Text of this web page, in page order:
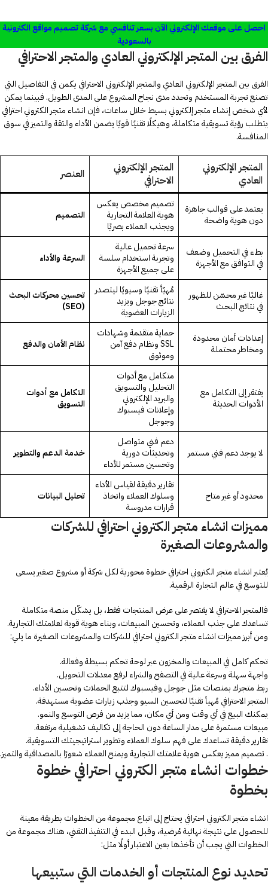
احصل على موقعك الإلكتروني الآن بسعر تنافسي مع شركة تصميم مواقع الكترونية
بالسعودية
الفرق بين المتجر الإلكتروني العادي والمتجر الاحترافي
الفرق بين المتجر الإلكتروني العادي والمتجر الإلكتروني الاحترافي يكمن في التفاصيل التي
تصنع تجربة المستخدم وتحدد مدى نجاح المشروع على المدى الطويل. فبينما يمكن
لأي شخص إنشاء متجر إلكتروني بسيط خلال ساعات، فإن انشاء متجر الكتروني احترافي
يتطلب رؤية تسويقية متكاملة، وهيكلًا تقنيًا قويًا يضمن الأداء والثقة والتميز في سوق
المنافسة.
المتجر الإلكتروني
العادي
المتجر الإلكتروني
الاحترافي
العنصر
يعتمد على قوالب جاهزة
دون هوية واضحة
تصميم مخصص يعكس
هوية العلامة التجارية
ويجذب العملاء بصريًا
التصميم
بطء في التحميل وضعف
في التوافق مع الأجهزة
سرعة تحميل عالية
وتجربة استخدام سلسة
على جميع الأجهزة
السرعة والأداء
غالبًا غير محسّن للظهور
في نتائج البحث
مُهيّأ تقنيًا وسيويًا ليتصدر
نتائج جوجل ويزيد
الزيارات العضوية
تحسين محركات البحث
(SEO)
إعدادات أمان محدودة
ومخاطر محتملة
حماية متقدمة وشهادات
SSL ونظام دفع آمن
وموثوق
نظام الأمان والدفع
يفتقر إلى التكامل مع
الأدوات الحديثة
متكامل مع أدوات
التحليل والتسويق
والبريد الإلكتروني
وإعلانات فيسبوك
وجوجل
التكامل مع أدوات
التسويق
لا يوجد دعم فني مستمر
دعم فني متواصل
وتحديثات دورية
وتحسين مستمر للأداء
خدمة الدعم والتطوير
محدود أو غير متاح
تقارير دقيقة لقياس الأداء
وسلوك العملاء واتخاذ
قرارات مدروسة
تحليل البيانات
مميزات انشاء متجر الكتروني احترافي للشركات
والمشروعات الصغيرة
يُعتبر انشاء متجر الكتروني احترافي خطوة محورية لكل شركة أو مشروع صغير يسعى
للتوسع في عالم التجارة الرقمية.
فالمتجر الاحترافي لا يقتصر على عرض المنتجات فقط، بل يشكّل منصة متكاملة
تساعدك على جذب العملاء، وتحسين المبيعات، وبناء هوية قوية لعلامتك التجارية.
ومن أبرز مميزات انشاء متجر الكتروني احترافي للشركات والمشروعات الصغيرة ما يلي:
تحكم كامل في المبيعات والمخزون عبر لوحة تحكم بسيطة وفعالة.
واجهة سهلة وسرعة عالية في التصفح والشراء لرفع معدلات التحويل.
ربط متجرك بمنصات مثل جوجل وفيسبوك لتتبع الحملات وتحسين الأداء.
المتجر الاحترافي مُهيأ تقنيًا لتحسين السيو وجذب زيارات عضوية مستهدفة.
يمكنك البيع في أي وقت ومن أي مكان، مما يزيد من فرص التوسع والنمو.
مبيعات مستمرة على مدار الساعة دون الحاجة إلى تكاليف تشغيلية مرتفعة.
تقارير دقيقة تساعدك على فهم سلوك العملاء وتطوير استراتيجيتك التسويقية.
. تصميم مميز يعكس هوية علامتك التجارية ويمنح العملاء شعورًا بالمصداقية والتميز.
خطوات انشاء متجر الكتروني احترافي خطوة
بخطوة
انشاء متجر الكتروني احترافي يحتاج إلى اتباع مجموعة من الخطوات بطريقة معينة
للحصول على نتيجة نهائية مُرضية، وقبل البدء في التنفيذ التقني، هناك مجموعة من
الخطوات التي يجب أن تأخذها بعين الاعتبار أولًا مثل:
تحديد نوع المنتجات أو الخدمات التي ستبيعها